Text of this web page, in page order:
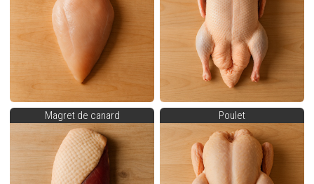
Magret de canard Poulet